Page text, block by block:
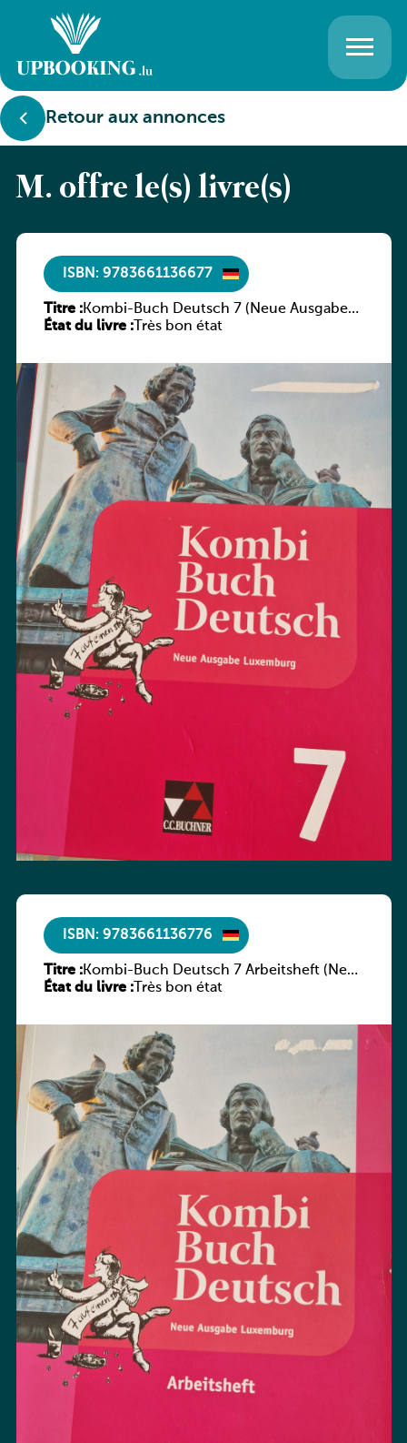
Retour aux annonces
M. offre le(s) livre(s)
ISBN: 9783661136677
Titre :Kombi-Buch Deutsch 7 (Neue Ausgabe
Luxemburg)
État du livre :Très bon état
ISBN: 9783661136776
Titre :Kombi-Buch Deutsch 7 Arbeitsheft (Neue
Ausgabe Luxemburg)
État du livre :Très bon état